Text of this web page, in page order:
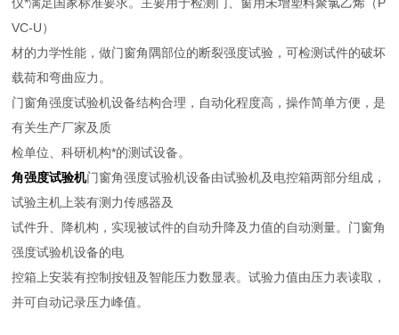
VC-U）
材的力学性能，做门窗角隅部位的断裂强度试验，可检测试件的破坏
载荷和弯曲应力。
门窗角强度试验机设备结构合理，自动化程度高，操作简单方便，是
有关生产厂家及质
检单位、科研机构*的测试设备。
角强度试验机门窗角强度试验机设备由试验机及电控箱两部分组成，
试验主机上装有测力传感器及
试件升、降机构，实现被试件的自动升降及力值的自动测量。门窗角
强度试验机设备的电
控箱上安装有控制按钮及智能压力数显表。试验力值由压力表读取，
并可自动记录压力峰值。